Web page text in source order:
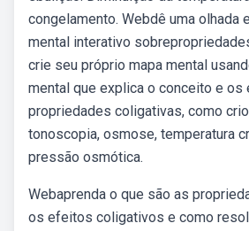
congelamento. Webdê uma olhada
mental interativo
crie seu próprio mapa mental
mental que explica o conceito e os
propriedades coligativas, como
tonoscopia, osmose, temperatura
pressão osmótica.
Webaprenda o que são as
os efeitos coligativos e como